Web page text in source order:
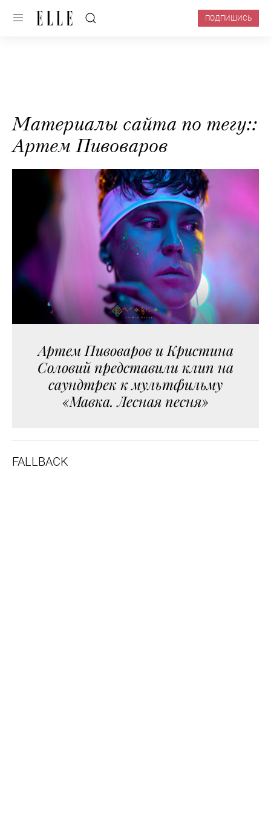
ПОДПИШИСЬ
Материалы сайта по тегу::
Артем Пивоваров
Артем Пивоваров и Кристина
Соловий представили клип на
саундтрек к мультфильму
«Мавка. Лесная песня»
FALLBACK